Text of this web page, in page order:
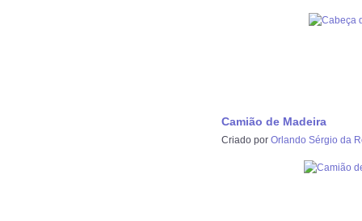
Camião de Madeira
Criado por Orlando Sérgio da